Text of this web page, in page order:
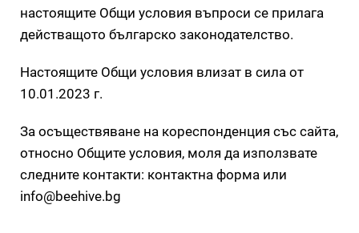
настоящите Общи условия въпроси се прилага
действащото българско законодателство.
Настоящите Общи условия влизат в сила от
10.01.2023 г.
За осъществяване на кореспонденция със сайта,
относно Общите условия, моля да използвате
следните контакти: контактна форма или
info@beehive.bg